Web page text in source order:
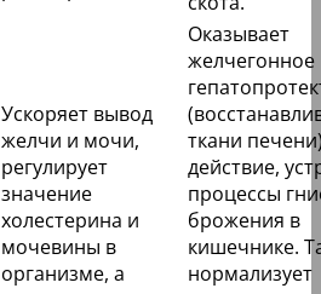
Ускоряет вывод
желчи и мочи,
регулирует
значение
холестерина и
мочевины в
организме, а
Оказывает
желчегонное
ткани
действие,
процессы
брожения в
кишечнике.
нормализует